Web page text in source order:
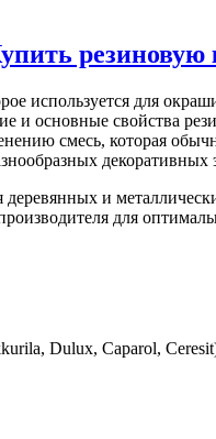
используется для
и основные свойства
смесь, которая
декоративных
и
для
Dulux, Caparol,